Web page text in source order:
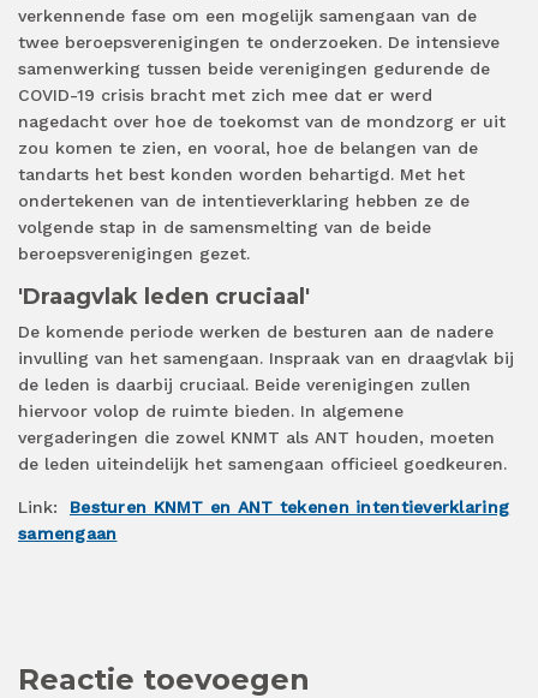
verkennende fase om een mogelijk samengaan van de
twee beroepsverenigingen te onderzoeken. De intensieve
samenwerking tussen beide verenigingen gedurende de
COVID-19 crisis bracht met zich mee dat er werd
nagedacht over hoe de toekomst van de mondzorg er uit
zou komen te zien, en vooral, hoe de belangen van de
tandarts het best konden worden behartigd. Met het
ondertekenen van de intentieverklaring hebben ze de
volgende stap in de samensmelting van de beide
beroepsverenigingen gezet.
'Draagvlak leden cruciaal'
De komende periode werken de besturen aan de nadere
invulling van het samengaan. Inspraak van en draagvlak bij
de leden is daarbij cruciaal. Beide verenigingen zullen
hiervoor volop de ruimte bieden. In algemene
vergaderingen die zowel KNMT als ANT houden, moeten
de leden uiteindelijk het samengaan officieel goedkeuren.
Link: Besturen KNMT en ANT tekenen intentieverklaring
samengaan
Reactie toevoegen